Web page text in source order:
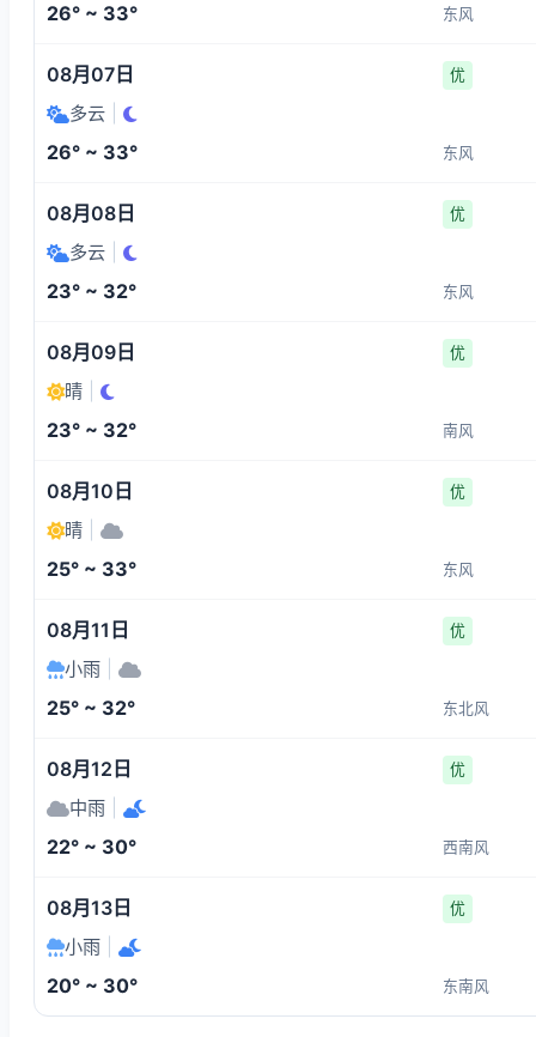
26° ~ 33° 东风
08月07日 优
多云
26° ~ 33° 东风
08月08日 优
多云
23° ~ 32° 东风
08月09日 优
晴
23° ~ 32° 南风
08月10日 优
晴
25° ~ 33° 东风
08月11日 优
小雨
25° ~ 32° 东北风
08月12日 优
中雨
22° ~ 30° 西南风
08月13日 优
小雨
20° ~ 30° 东南风